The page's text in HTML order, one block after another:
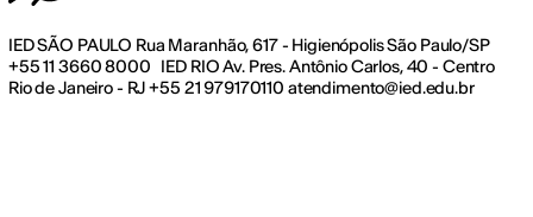
IED SÃO PAULO Rua Maranhão, 617 - Higienópolis São Paulo/SP
+55 11 3660 8000 IED RIO Av. Pres. Antônio Carlos, 40 - Centro
Rio de Janeiro - RJ +55 21 979170110 atendimento@ied.edu.br